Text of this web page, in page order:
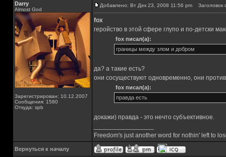
Darry
Almost God
Зарегистрирован: 10.12.2007
Сообщения: 1580
Откуда: spb
Добавлено: Вт Дек 23, 2008 11:56 pm Заголовок
fox
геройство в этой сфере глупо и по-детски
fox писал(а):
границы между злом и добром
да? а такие есть?
они сосуществуют одновременно, они
fox писал(а):
правда есть
докажи) правда - это нечто субъективное.
Freedom's just another word for nothin' left to
Вернуться к началу